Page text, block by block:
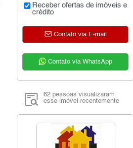
Receber ofertas de imóveis e
crédito
Contato via E-mail
Contato via WhatsApp
62 pessoas visualizaram
esse imóvel recentemente